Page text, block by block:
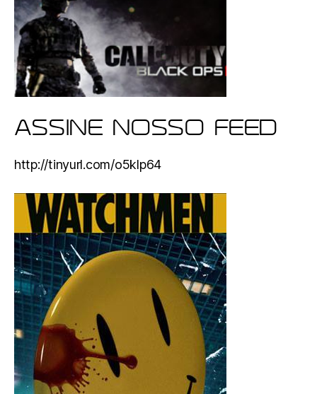
ASSINE NOSSO FEED
http://tinyurl.com/o5klp64